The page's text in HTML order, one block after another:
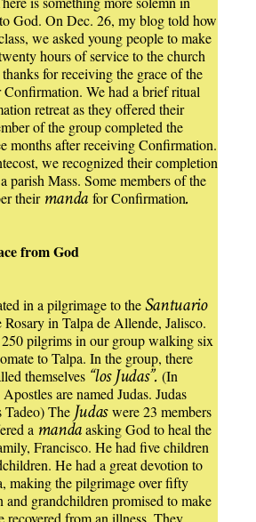
God. On Dec. 26, my blog told how
we asked young people to make
hours of service to the church
for receiving the grace of the
We had a brief ritual
retreat as they offered their
of the group completed the
months after receiving Confirmation.
we recognized their completion
parish Mass. Some members of the
their manda for Confirmation.
from God
in a pilgrimage to theSantuario
in Talpa de Allende, Jalisco.
pilgrims in our group walking six
to Talpa. In the group, there
themselves “los Judas”. (In
are named Judas. Judas
Tadeo) The Judaswere 23 members
a mandaasking God to heal the
Francisco. He had five children
He had a great devotion to
making the pilgrimage over fifty
and grandchildren promised to make